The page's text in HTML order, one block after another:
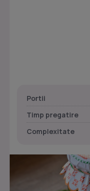
Portii
Timp pregatire
Complexitate